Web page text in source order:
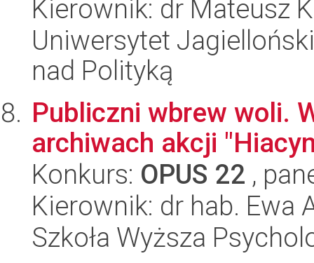
Kierownik: dr Mateusz
Uniwersytet
nad Polityką
Publiczni wbrew woli.
archiwach akcji
Konkurs: OPUS 22 ,
Kierownik: dr hab. Ewa
Szkoła Wyższa